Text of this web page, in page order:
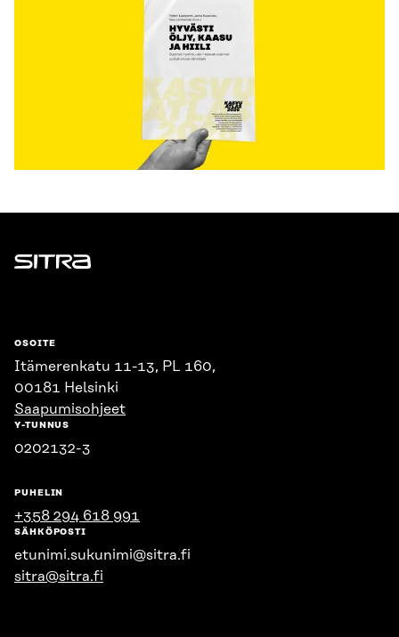
Sitra
OSOITE
Itämerenkatu 11-13, PL 160,
00181 Helsinki
Saapumisohjeet
Y-TUNNUS
0202132-3
PUHELIN
+358 294 618 991
SÄHKÖPOSTI
etunimi.sukunimi@sitra.fi
sitra@sitra.fi